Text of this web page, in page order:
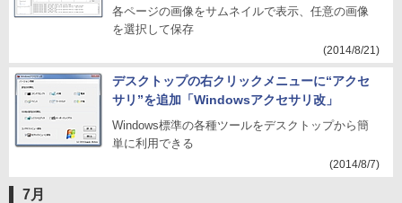
各ページの画像をサムネイルで表示、任意の画像
を選択して保存
(2014/8/21)
デスクトップの右クリックメニューに“アクセ
サリ”を追加「Windowsアクセサリ改」
Windows標準の各種ツールをデスクトップから簡
単に利用できる
(2014/8/7)
7月